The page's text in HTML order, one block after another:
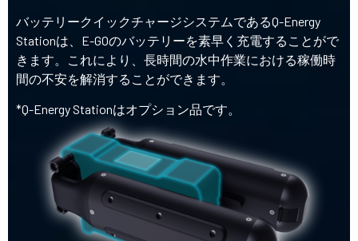
バッテリークイックチャージシステムであるQ-Energy
Stationは、E-GOのバッテリーを素早く充電することがで
きます。これにより、長時間の水中作業における稼働時
間の不安を解消することができます。
*Q-Energy Stationはオプション品です。